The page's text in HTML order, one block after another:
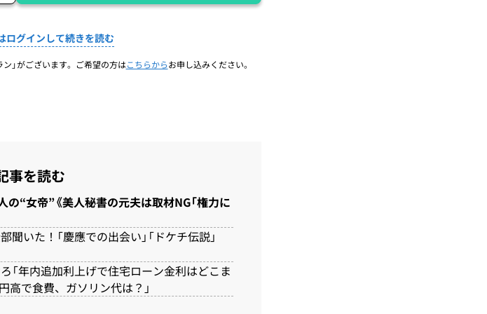
ログインして続きを読む
」がございます。ご希望の方はこちらからお申し込みください。
事を読む
の“女帝”《美人秘書の元夫は取材NG「権力に
いた！「慶應での出会い」「ドケチ伝説」
「年内追加利上げで住宅ローン金利はどこま
高で食費、ガソリン代は？」